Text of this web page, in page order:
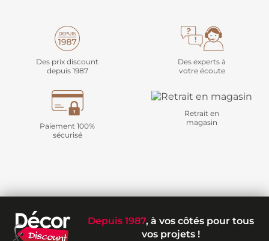
Des prix discount
depuis 1987
Des experts à
votre écoute
Paiement 100%
sécurisé
Retrait en
magasin
Depuis 1987, à vos côtés pour tous
vos projets !